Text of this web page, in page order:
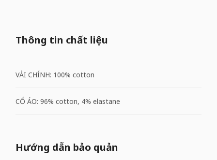
Thông tin chất liệu
VẢI CHÍNH: 100% cotton
CỔ ÁO: 96% cotton, 4% elastane
Hướng dẫn bảo quản